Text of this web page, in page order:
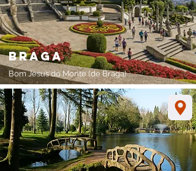
braga
Bom Jesus do Monte (de Braga)